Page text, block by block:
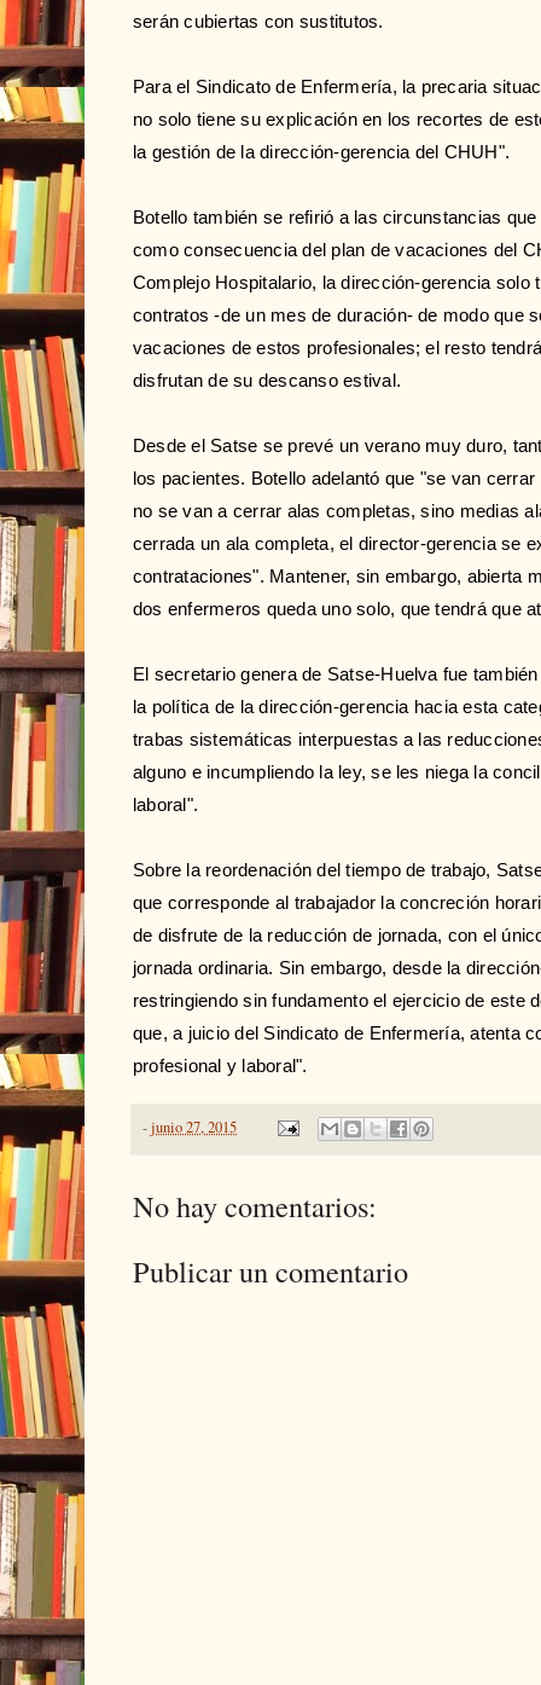
serán cubiertas con sustitutos.
Para el Sindicato de Enfermería, la precaria
no solo tiene su explicación en los recortes de
la gestión de la dirección-gerencia del CHUH".
Botello también se refirió a las circunstancias
como consecuencia del plan de vacaciones del
Complejo Hospitalario, la dirección-gerencia solo
contratos -de un mes de duración- de modo que
vacaciones de estos profesionales; el resto
disfrutan de su descanso estival.
Desde el Satse se prevé un verano muy duro,
los pacientes. Botello adelantó que "se van
no se van a cerrar alas completas, sino medias
cerrada un ala completa, el director-gerencia se
contrataciones". Mantener, sin embargo, abierta
dos enfermeros queda uno solo, que tendrá que
El secretario genera de Satse-Huelva fue
la política de la dirección-gerencia hacia esta
trabas sistemáticas interpuestas a las
alguno e incumpliendo la ley, se les niega la
laboral".
Sobre la reordenación del tiempo de trabajo,
que corresponde al trabajador la concreción
de disfrute de la reducción de jornada, con el
jornada ordinaria. Sin embargo, desde la
restringiendo sin fundamento el ejercicio de este
que, a juicio del Sindicato de Enfermería, atenta
profesional y laboral".
-junio 27, 2015
No hay comentarios:
Publicar un comentario